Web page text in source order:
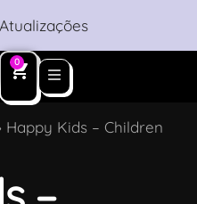
Atualizações
0
Happy Kids – Children